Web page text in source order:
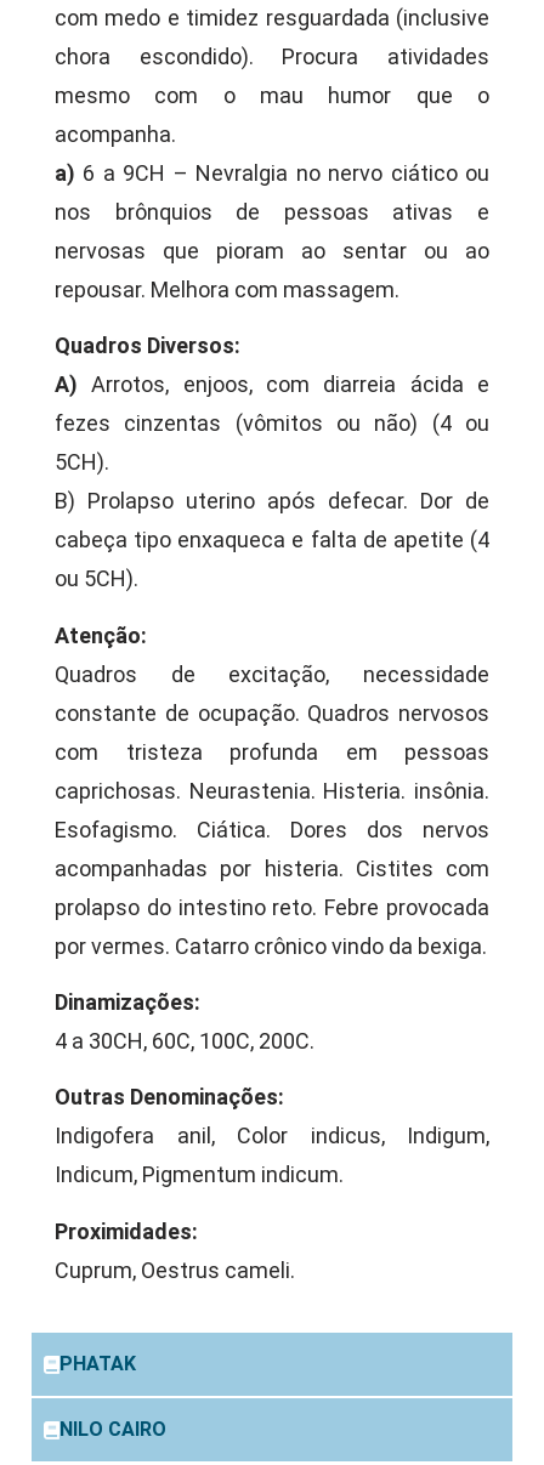
com medo e timidez resguardada (inclusive
chora escondido). Procura atividades
mesmo com o mau humor que o
acompanha.
a) 6 a 9CH – Nevralgia no nervo ciático ou
nos brônquios de pessoas ativas e
nervosas que pioram ao sentar ou ao
repousar. Melhora com massagem.
Quadros Diversos:
A) Arrotos, enjoos, com diarreia ácida e
fezes cinzentas (vômitos ou não) (4 ou
5CH).
B) Prolapso uterino após defecar. Dor de
cabeça tipo enxaqueca e falta de apetite (4
ou 5CH).
Atenção:
Quadros de excitação, necessidade
constante de ocupação. Quadros nervosos
com tristeza profunda em pessoas
caprichosas. Neurastenia. Histeria. insônia.
Esofagismo. Ciática. Dores dos nervos
acompanhadas por histeria. Cistites com
prolapso do intestino reto. Febre provocada
por vermes. Catarro crônico vindo da bexiga.
Dinamizações:
4 a 30CH, 60C, 100C, 200C.
Outras Denominações:
Indigofera anil, Color indicus, Indigum,
Indicum, Pigmentum indicum.
Proximidades:
Cuprum, Oestrus cameli.
PHATAK
NILO CAIRO